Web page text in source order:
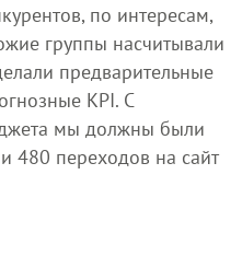
по интересам,
группы насчитывали
предварительные
KPI. С
мы должны были
480 переходов на сайт